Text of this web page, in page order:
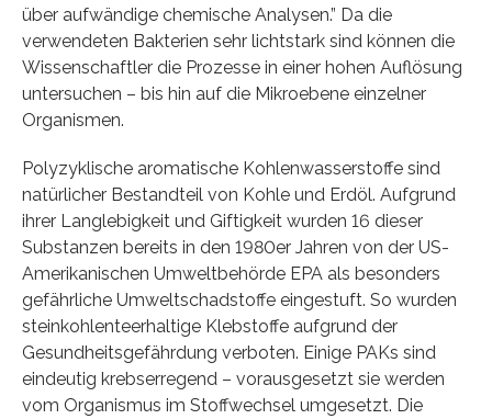
über aufwändige chemische Analysen.” Da die
verwendeten Bakterien sehr lichtstark sind können die
Wissenschaftler die Prozesse in einer hohen Auflösung
untersuchen – bis hin auf die Mikroebene einzelner
Organismen.
Polyzyklische aromatische Kohlenwasserstoffe sind
natürlicher Bestandteil von Kohle und Erdöl. Aufgrund
ihrer Langlebigkeit und Giftigkeit wurden 16 dieser
Substanzen bereits in den 1980er Jahren von der US-
Amerikanischen Umweltbehörde EPA als besonders
gefährliche Umweltschadstoffe eingestuft. So wurden
steinkohlenteerhaltige Klebstoffe aufgrund der
Gesundheitsgefährdung verboten. Einige PAKs sind
eindeutig krebserregend – vorausgesetzt sie werden
vom Organismus im Stoffwechsel umgesetzt. Die